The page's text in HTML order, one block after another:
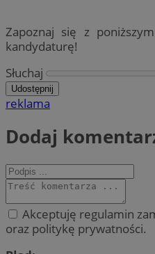
Zapoznaj się z
kandydaturę!
Słuchaj
Udostępnij
reklama
Dodaj
Akceptuję regulamin
oraz politykę prywatności.